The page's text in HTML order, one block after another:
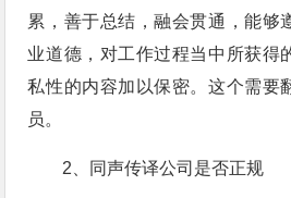
累，善于总结，融会贯通，能够
业道德，对工作过程当中所获得
私性的内容加以保密。这个需要
员。
2、同声传译公司是否正规